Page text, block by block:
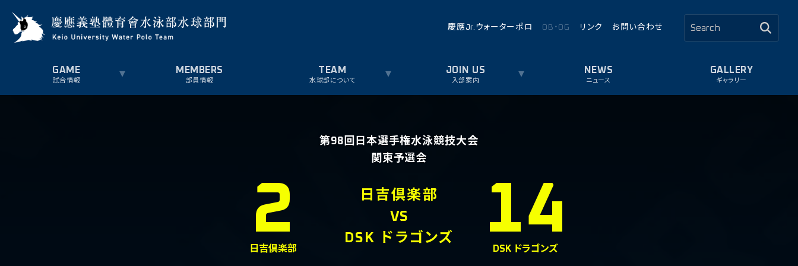
試合情報 部員情報 水球部について 入部案内 ニュース ギャラリー
慶應Jr.ウォーターポロ OB・OG リンク お問い合わせ
第98回日本選手権水泳競技大会
関東予選会
2
日吉倶楽部
日吉倶楽部
VS
DSK ドラゴンズ
14
DSK ドラゴンズ